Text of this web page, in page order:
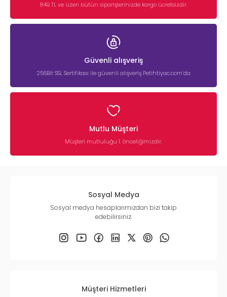
849 TL ve üzeri bütün siparişlerinizde kargo ücretsizdir.
Güvenli alışveriş
256Bit SSL Sertifikası ile güvenli alışveriş Petihtiyac.com’da
Mutlu Müşteri
Müşteri mutluluğu 1. önceliğimizdir.
Sosyal Medya
Sosyal medya hesaplarımızdan bizi takip
edebilirsiniz.
Müşteri Hizmetleri